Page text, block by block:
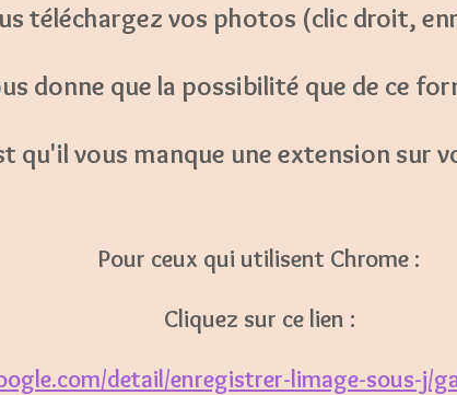
téléchargez vos photos (clic droit,
donne que la possibilité que de ce
qu'il vous manque une extension sur
Pour ceux qui utilisent Chrome :
Cliquez sur ce lien :
detail/enregistrer-limage-sous-j/